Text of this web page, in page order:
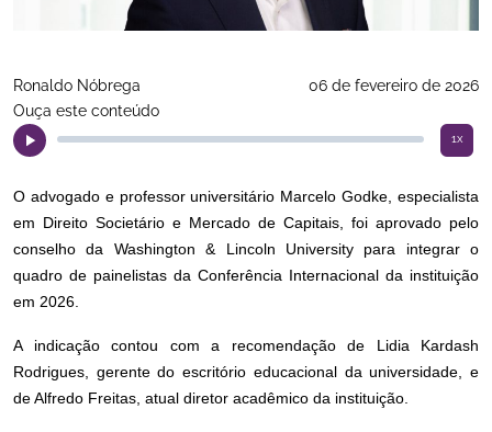
Ronaldo Nóbrega
06 de fevereiro de 2026
Ouça este conteúdo
1x
O advogado e professor universitário Marcelo Godke, especialista
em Direito Societário e Mercado de Capitais, foi aprovado pelo
conselho da Washington & Lincoln University para integrar o
quadro de painelistas da Conferência Internacional da instituição
em 2026.
A indicação contou com a recomendação de Lidia Kardash
Rodrigues, gerente do escritório educacional da universidade, e
de Alfredo Freitas, atual diretor acadêmico da instituição.